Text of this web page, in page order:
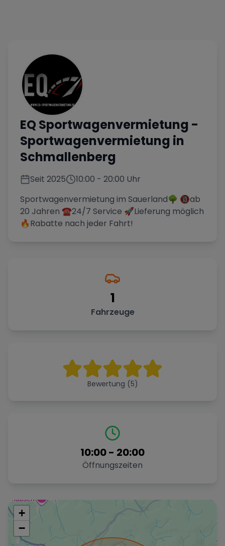
EQ Sportwagenvermietung -
Sportwagenvermietung in
Schmallenberg
Seit 2025 10:00 - 20:00 Uhr
Sportwagenvermietung im Sauerland🌳 🔞ab
20 Jahren ☎️24/7 Service 🚀Lieferung möglich
🔥Rabatte nach jeder Fahrt!
1
Fahrzeuge
Bewertung (5)
10:00- 20:00
Öffnungszeiten
+
−